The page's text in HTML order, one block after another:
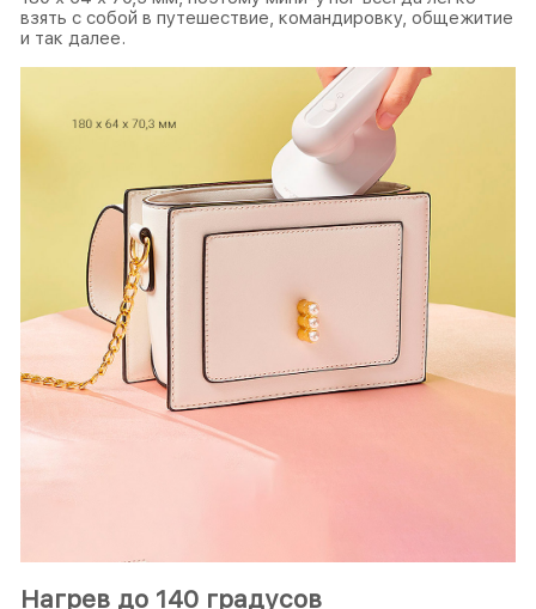
взять с собой в путешествие, командировку, общежитие
и так далее.
Нагрев до 140 градусов